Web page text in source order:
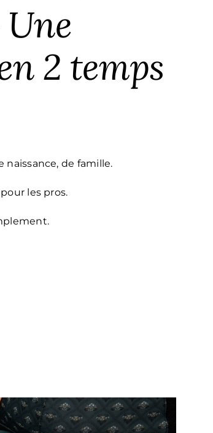
2 temps
naissance, de famille.
les pros.